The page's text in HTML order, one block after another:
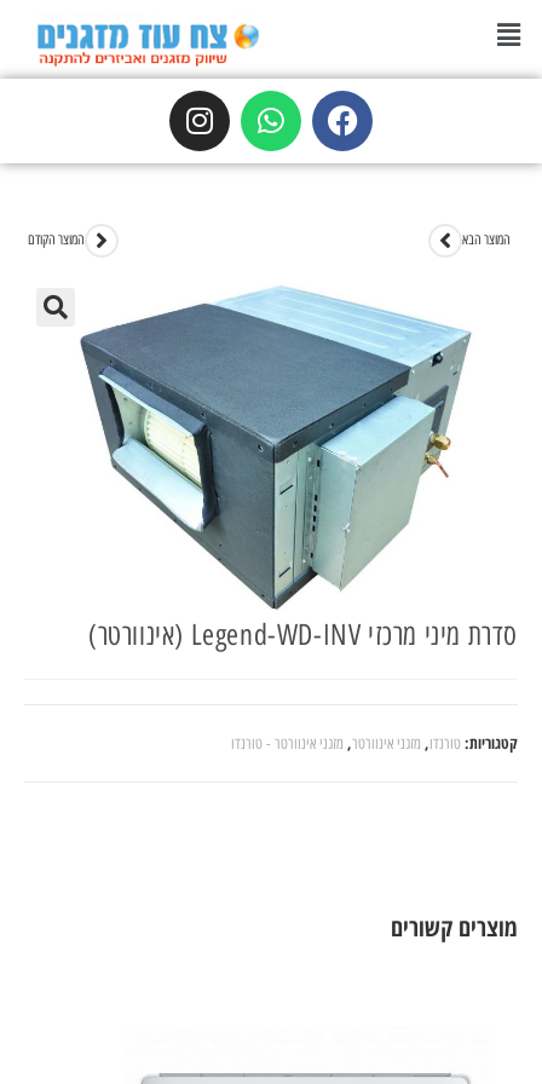
המוצר הקודם המוצר הבא
סדרת מיני מרכזי Legend-WD-INV (אינוורטר)
קטגוריות: טורנדו, מזגני אינוורטר, מזגני אינוורטר - טורנדו
מוצרים קשורים